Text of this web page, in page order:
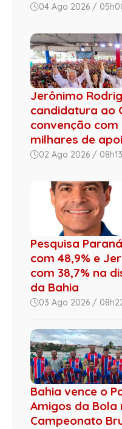
04 Ago 2026 /
Jerônimo
candidatura ao
convenção com
milhares de
02 Ago 2026 / 08h13
Pesquisa
com 48,9% e
com 38,7% na
da Bahia
03 Ago 2026 /
Bahia vence o
Amigos da
Campeonato